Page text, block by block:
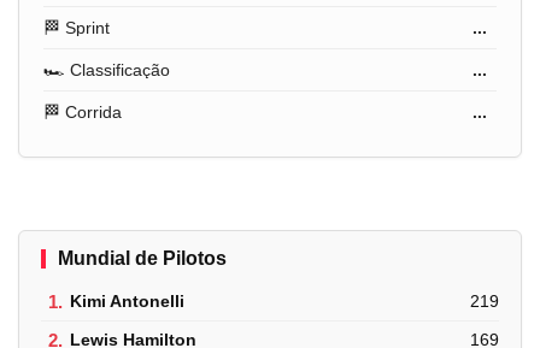
🏁 Sprint ...
🏎️ Classificação ...
🏁 Corrida ...
Mundial de Pilotos
1. Kimi Antonelli 219
2. Lewis Hamilton 169